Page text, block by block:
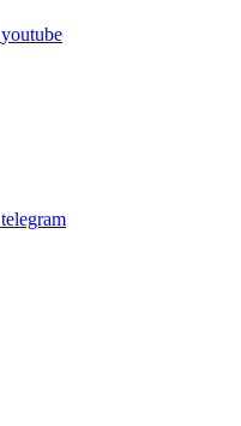
youtube
telegram